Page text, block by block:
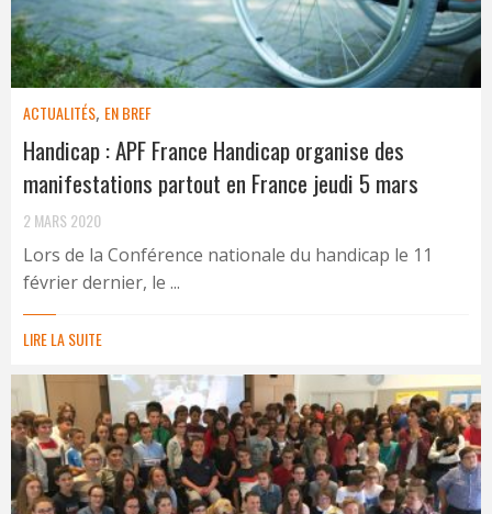
ACTUALITÉS, EN BREF
Handicap : APF France Handicap organise des
manifestations partout en France jeudi 5 mars
2 MARS 2020
Lors de la Conférence nationale du handicap le 11
février dernier, le ...
LIRE LA SUITE